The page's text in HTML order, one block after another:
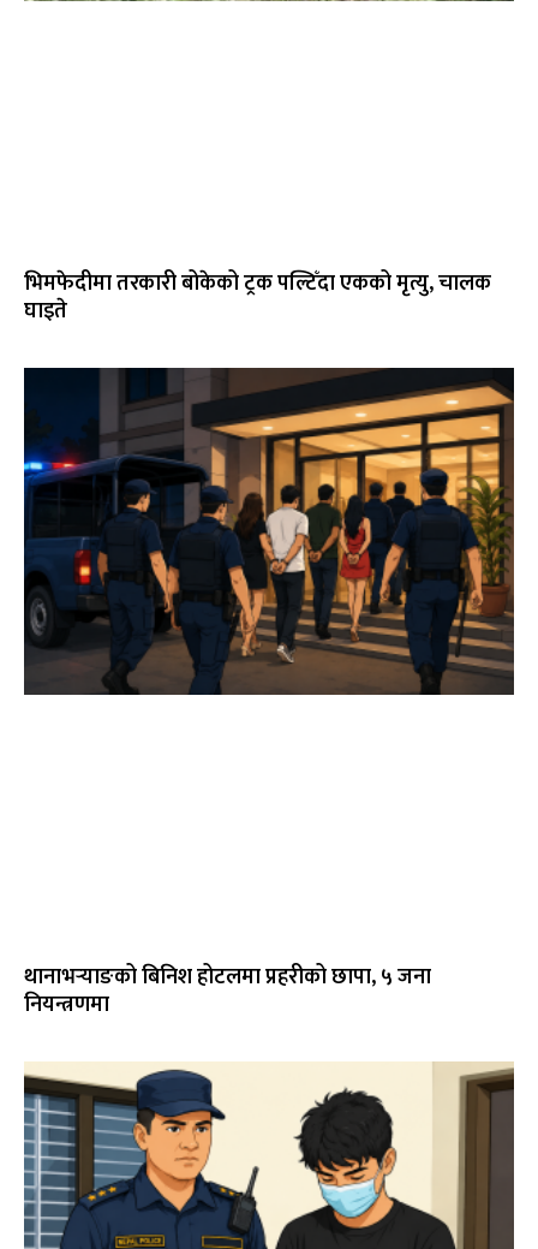
भिमफेदीमा तरकारी बोकेको ट्रक पल्टिँदा एकको मृत्यु, चालक
घाइते
थानाभर्‍याङको बिनिश होटलमा प्रहरीको छापा, ५ जना
नियन्त्रणमा